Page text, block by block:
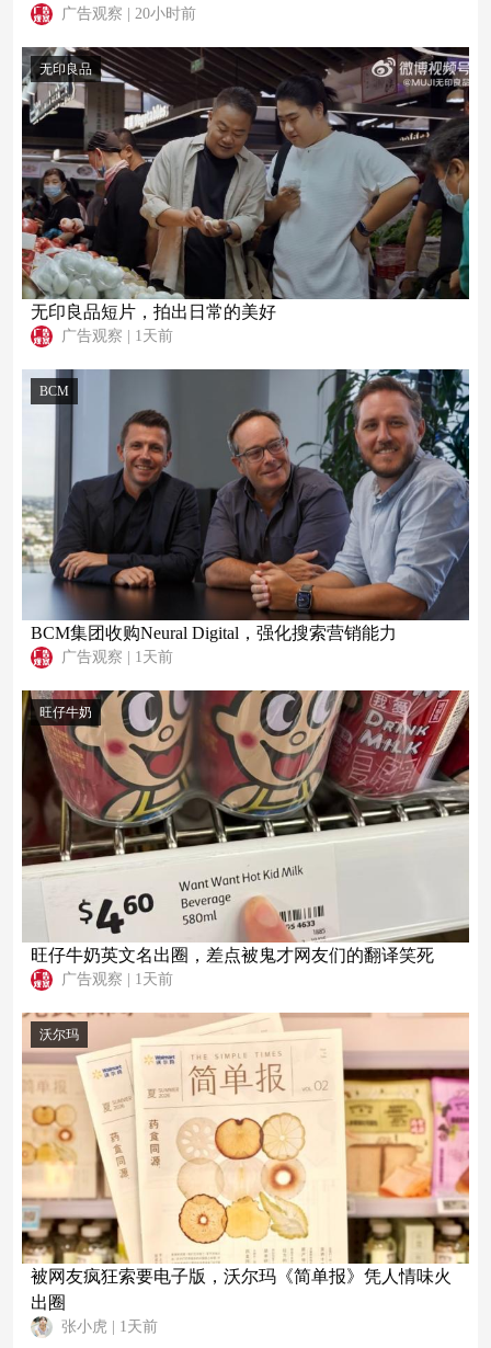
广告观察 20小时前
无印良品
无印良品短片，拍出日常的美好
广告观察 | 1天前
BCM
BCM集团收购Neural Digital，强化搜索营销能力
广告观察 1天前
旺仔牛奶
旺仔牛奶英文名出圈，差点被鬼才网友们的翻译笑死
广告观察 | 1天前
沃尔玛
被网友疯狂索要电子版，沃尔玛《简单报》凭人情味火
出圈
张小虎 1天前